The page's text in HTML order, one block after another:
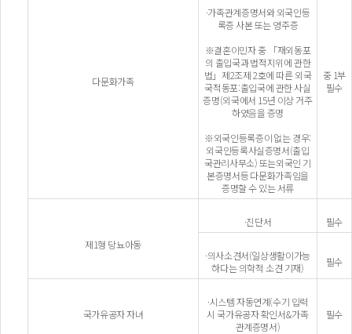
다문화가족
·가족관계증명서와 외국인등
록증 사본 또는 영주증
※결혼이민자 중 「재외동포
의 출입국과 법적지위에 관한
법」제2조제 2호에 따른 외국
국적동포:출입국에 관한 사실
증명(외국에서 15년 이상 거주
하였음을 증명
※외국인등록증이 없는 경우:
외국인등록사실증명서(출입
국관리사무소) 또는외국인 기
본증명서등 다문화가족임을
증명할 수 있는 서류
중 1부
필수
제1형 당뇨아동
·진단서 필수
·의사소견서(일상생활이가능
하다는 의학적 소견 기재)
필수
국가유공자 자녀
·시스템 자동연계(수기 입력
시 국가유공자 확인서&가족
관계증명서)
필수